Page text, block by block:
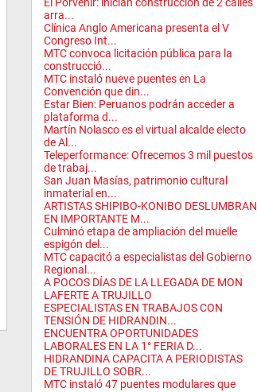
arra...
Clínica Anglo Americana presenta el V
Congreso Int...
MTC convoca licitación pública para la
construcció...
MTC instaló nueve puentes en La
Convención que din...
Estar Bien: Peruanos podrán acceder a
plataforma d...
Martín Nolasco es el virtual alcalde electo
de Al...
Teleperformance: Ofrecemos 3 mil puestos
de trabaj...
San Juan Masías, patrimonio cultural
inmaterial en...
ARTISTAS SHIPIBO-KONIBO DESLUMBRAN
EN IMPORTANTE M...
Culminó etapa de ampliación del muelle
espigón del...
MTC capacitó a especialistas del Gobierno
Regional...
A POCOS DÍAS DE LA LLEGADA DE MON
LAFERTE A TRUJILLO
ESPECIALISTAS EN TRABAJOS CON
TENSIÓN DE HIDRANDIN...
ENCUENTRA OPORTUNIDADES
LABORALES EN LA 1° FERIA D...
HIDRANDINA CAPACITA A PERIODISTAS
DE TRUJILLO SOBR...
MTC instaló 47 puentes modulares que